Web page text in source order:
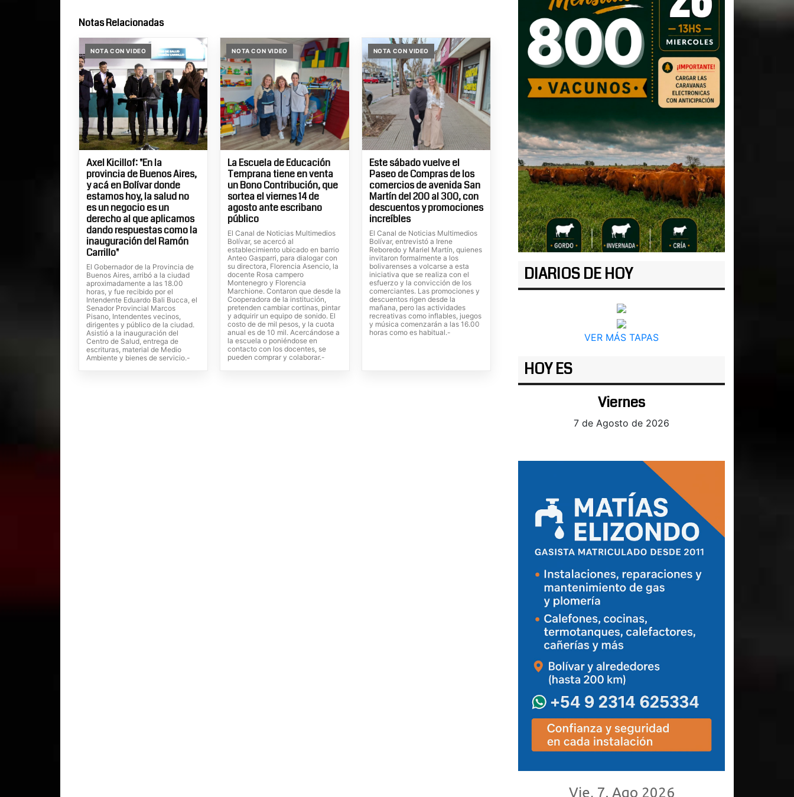
Notas Relacionadas
NOTA CON VIDEO
Axel Kicillof: "En la
provincia de Buenos Aires,
y acá en Bolívar donde
estamos hoy, la salud no
es un negocio es un
derecho al que aplicamos
dando respuestas como la
inauguración del Ramón
Carrillo"
El Gobernador de la Provincia de
Buenos Aires, arribó a la ciudad
aproximadamente a las 18.00
horas, y fue recibido por el
Intendente Eduardo Bali Bucca, el
Senador Provincial Marcos
Pisano, Intendentes vecinos,
dirigentes y público de la ciudad.
Asistió a la inauguración del
Centro de Salud, entrega de
escrituras, material de Medio
Ambiente y bienes de servicio.-
NOTA CON VIDEO
La Escuela de Educación
Temprana tiene en venta
un Bono Contribución, que
sortea el viernes 14 de
agosto ante escribano
público
El Canal de Noticias Multimedios
Bolívar, se acercó al
establecimiento ubicado en barrio
Anteo Gasparri, para dialogar con
su directora, Florencia Asencio, la
docente Rosa campero
Montenegro y Florencia
Marchione. Contaron que desde la
Cooperadora de la institución,
pretenden cambiar cortinas, pintar
y adquirir un equipo de sonido. El
costo de de mil pesos, y la cuota
anual es de 10 mil. Acercándose a
la escuela o poniéndose en
contacto con los docentes, se
pueden comprar y colaborar.-
NOTA CON VIDEO
Este sábado vuelve el
Paseo de Compras de los
comercios de avenida San
Martín del 200 al 300, con
descuentos y promociones
increíbles
El Canal de Noticias Multimedios
Bolívar, entrevistó a Irene
Reboredo y Mariel Martín, quienes
invitaron formalmente a los
bolivarenses a volcarse a esta
iniciativa que se realiza con el
esfuerzo y la convicción de los
comerciantes. Las promociones y
descuentos rigen desde la
mañana, pero las actividades
recreativas como inflables, juegos
y música comenzarán a las 16.00
horas como es habitual.-
DIARIOS DE HOY
VER MÁS TAPAS
HOY ES
Viernes
7 de Agosto de 2026